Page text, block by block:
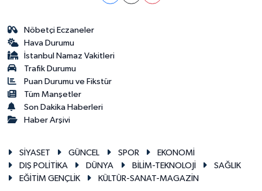
Nöbetçi Eczaneler
Hava Durumu
İstanbul Namaz Vakitleri
Trafik Durumu
Puan Durumu ve Fikstür
Tüm Manşetler
Son Dakika Haberleri
Haber Arşivi
SİYASET GÜNCEL SPOR
EKONOMİ
DIŞ POLİTİKA
DÜNYA BİLİM-TEKNOLOJİ
SAĞLIK
EĞİTİM GENÇLİK
KÜLTÜR-SANAT-MAGAZİN